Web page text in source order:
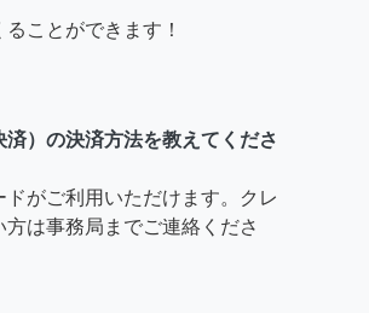
ことができます！
）の決済方法を教えてくださ
がご利用いただけます。クレ
は事務局までご連絡くださ